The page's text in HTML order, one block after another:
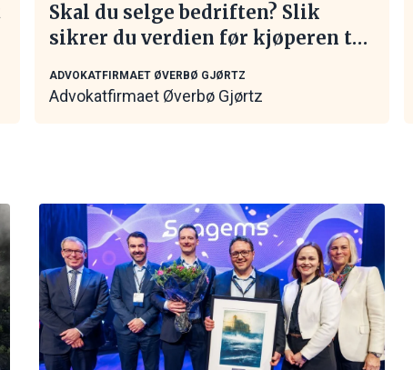
Skal du selge bedriften? Slik
sikrer du verdien før kjøperen tar
ADVOKATFIRMAET ØVERBØ GJØRTZ
Advokatfirmaet Øverbø Gjørtz